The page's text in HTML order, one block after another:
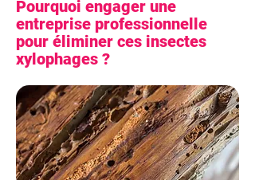
Pourquoi engager une
entreprise professionnelle
pour éliminer ces insectes
xylophages ?